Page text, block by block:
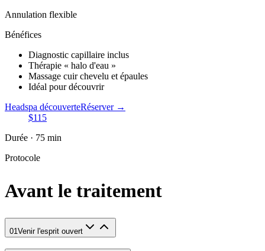
Annulation flexible
Bénéfices
Diagnostic capillaire inclus
Thérapie « halo d'eau »
Massage cuir chevelu et épaules
Idéal pour découvrir
Headspa découverteRéserver →
$115
Durée · 75 min
Protocole
Avant le traitement
01Venir l'esprit ouvert